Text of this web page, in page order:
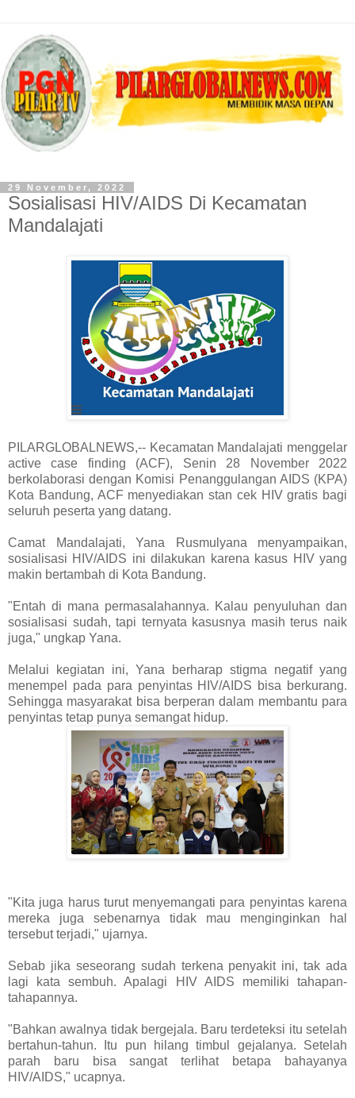
29 November, 2022
Sosialisasi HIV/AIDS Di Kecamatan
Mandalajati
PILARGLOBALNEWS,-- Kecamatan Mandalajati menggelar
active case finding (ACF), Senin 28 November 2022
berkolaborasi dengan Komisi Penanggulangan AIDS (KPA)
Kota Bandung, ACF menyediakan stan cek HIV gratis bagi
seluruh peserta yang datang.
Camat Mandalajati, Yana Rusmulyana menyampaikan,
sosialisasi HIV/AIDS ini dilakukan karena kasus HIV yang
makin bertambah di Kota Bandung.
"Entah di mana permasalahannya. Kalau penyuluhan dan
sosialisasi sudah, tapi ternyata kasusnya masih terus naik
juga," ungkap Yana.
Melalui kegiatan ini, Yana berharap stigma negatif yang
menempel pada para penyintas HIV/AIDS bisa berkurang.
Sehingga masyarakat bisa berperan dalam membantu para
penyintas tetap punya semangat hidup.
"Kita juga harus turut menyemangati para penyintas karena
mereka juga sebenarnya tidak mau menginginkan hal
tersebut terjadi," ujarnya.
Sebab jika seseorang sudah terkena penyakit ini, tak ada
lagi kata sembuh. Apalagi HIV AIDS memiliki tahapan-
tahapannya.
"Bahkan awalnya tidak bergejala. Baru terdeteksi itu setelah
bertahun-tahun. Itu pun hilang timbul gejalanya. Setelah
parah baru bisa sangat terlihat betapa bahayanya
HIV/AIDS," ucapnya.